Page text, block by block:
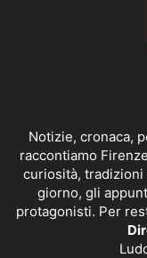
Notizie, cronaca,
raccontiamo
curiosità, tradizioni
giorno, gli
protagonisti. Per